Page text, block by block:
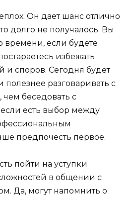
Он дает шанс отлично
долго не получалось. Вы
времени, если будете
избежать
и споров. Сегодня будет
полезнее разговаривать с
беседовать с
если есть выбор между
предпочесть первое.
пойти на уступки
в общении с
Да, могут напомнить о